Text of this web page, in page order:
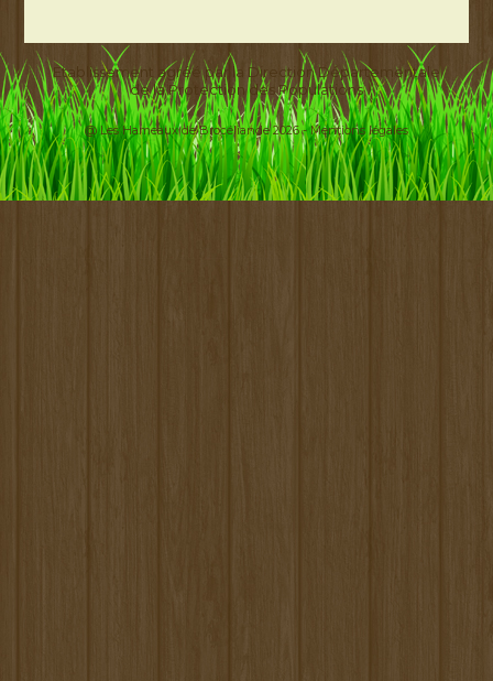
Etablissement agréé par la Direction Départementale
de la Protection des Populations
@ Les Hameaux de Brocéliande 2026 -Mentions légales